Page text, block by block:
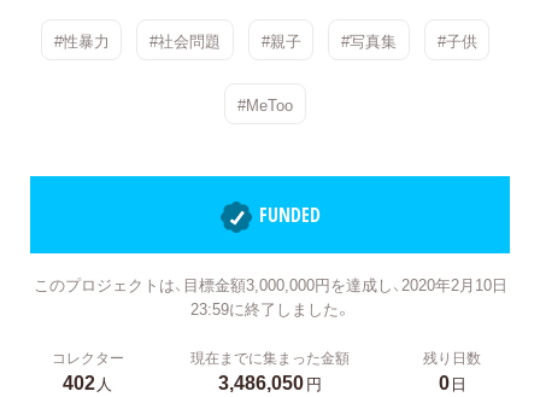
#性暴力 #社会問題 #親子 #写真集 #子供
#MeToo
FUNDED
このプロジェクトは、目標金額3,000,000円を達成し、2020年2月10日
23:59に終了しました。
コレクター
402人
現在までに集まった金額
3,486,050円
残り日数
0日